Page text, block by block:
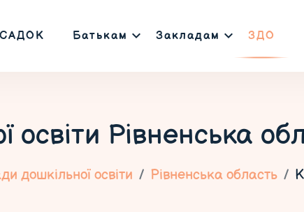
Батькам Закладам ЗДО
освіти Рівненська
дошкільної освіти Рівненська область